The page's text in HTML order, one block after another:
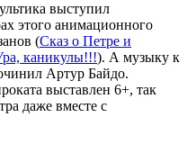
выступил
этого анимационного
(Сказ о Петре и
каникулы!!!). А музыку к
Артур Байдо.
выставлен 6+, так
даже вместе с